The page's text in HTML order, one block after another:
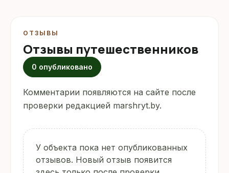
ОТЗЫВЫ
Отзывы путешественников
0 опубликовано
Комментарии появляются на сайте после
проверки редакцией marshryt.by.
У объекта пока нет опубликованных
отзывов. Новый отзыв появится